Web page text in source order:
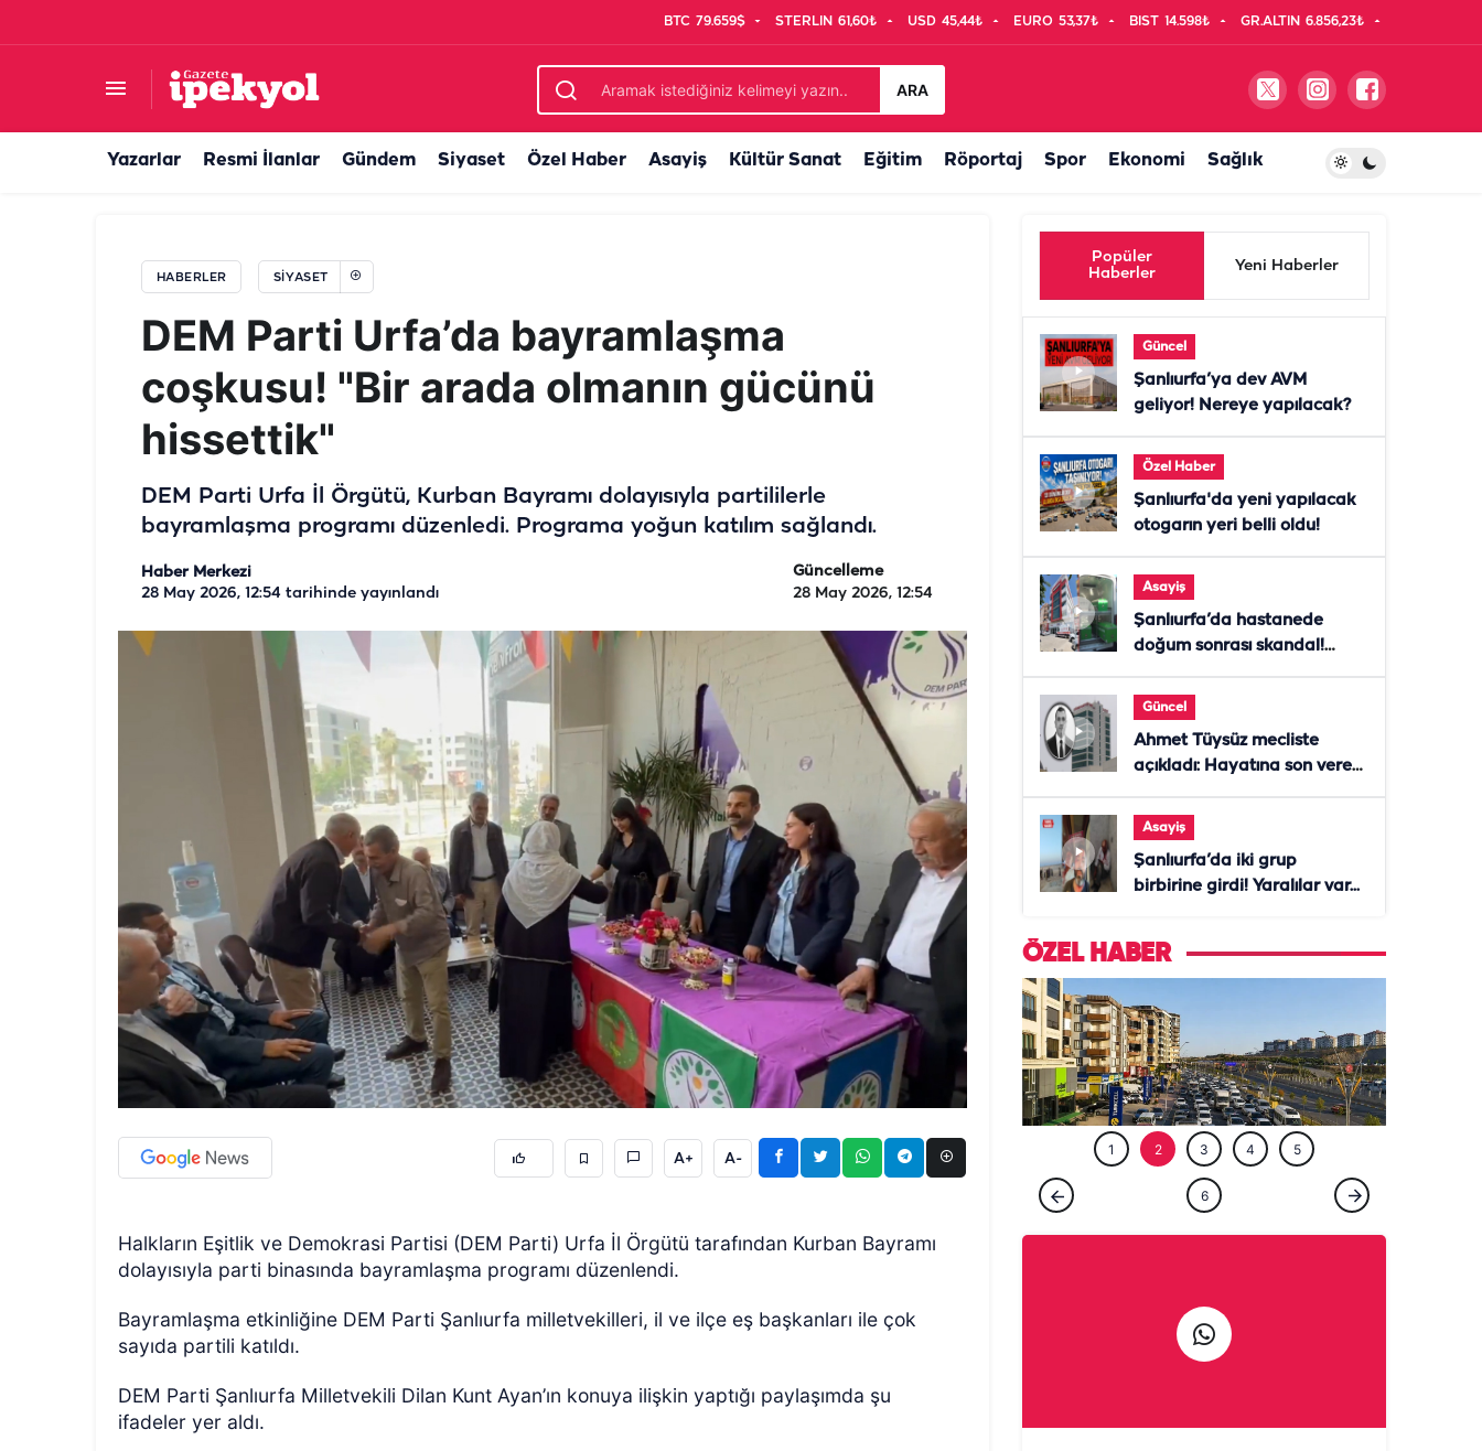
BTC 79.659$ STERLIN 61,60₺ USD 45,44₺ EURO 53,37₺ BIST 14.598₺ GR.ALTIN 6.856,23₺
ARA
Yazarlar Resmi İlanlar Gündem Siyaset Özel Haber Asayiş Kültür Sanat Eğitim Röportaj Spor Ekonomi Sağlık
HABERLER SIYASET
DEM Parti Urfa’da bayramlaşma
coşkusu! "Bir arada olmanın gücünü
hissettik"
DEM Parti Urfa İl Örgütü, Kurban Bayramı dolayısıyla partililerle
bayramlaşma programı düzenledi. Programa yoğun katılım sağlandı.
Haber Merkezi
28 May 2026, 12:54 tarihinde yayınlandı
Güncelleme
28 May 2026, 12:54
A+ A-
Halkların Eşitlik ve Demokrasi Partisi (DEM Parti) Urfa İl Örgütü tarafından Kurban Bayramı
dolayısıyla parti binasında bayramlaşma programı düzenlendi.
Bayramlaşma etkinliğine DEM Parti Şanlıurfa milletvekilleri, il ve ilçe eş başkanları ile çok
sayıda partili katıldı.
DEM Parti Şanlıurfa Milletvekili Dilan Kunt Ayan’ın konuya ilişkin yaptığı paylaşımda şu
ifadeler yer aldı.
Popüler
Haberler
Yeni Haberler
Güncel
Şanlıurfa’ya dev AVM
geliyor! Nereye yapılacak?
Özel Haber
Şanlıurfa'da yeni yapılacak
otogarın yeri belli oldu!
Asayiş
Şanlıurfa’da hastanede
doğum sonrası skandal!
Güncel
Ahmet Tüysüz mecliste
açıkladı: Hayatına son veren
ölmezdim" notunu bıraktı
Asayiş
Şanlıurfa’da iki grup
birbirine girdi! Yaralılar var...
ÖZEL HABER
ÖZEL HABER
Şanlıurfalılar şehri terk etti! Kaçan kaçana
1 2 3 4 5
6